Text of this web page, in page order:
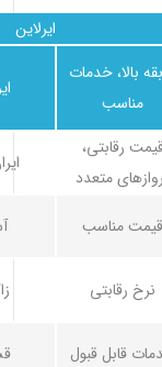
ایرلاین
بالا، خدمات
مناسب
رقابتی،
متعدد
قیمت مناسب
نرخ رقابتی
قابل قبول